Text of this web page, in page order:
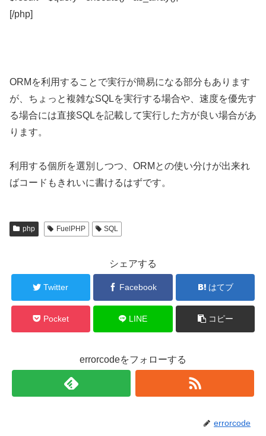
[/php]
ORMを利用することで実行が簡易になる部分もあります
が、ちょっと複雑なSQLを実行する場合や、速度を優先す
る場合には直接SQLを記載して実行した方が良い場合があ
ります。
利用する個所を選別しつつ、ORMとの使い分けが出来れ
ばコードもきれいに書けるはずです。
php FuelPHP SQL
シェアする
Twitter Facebook はてブ
Pocket LINE コピー
errorcodeをフォローする
errorcode